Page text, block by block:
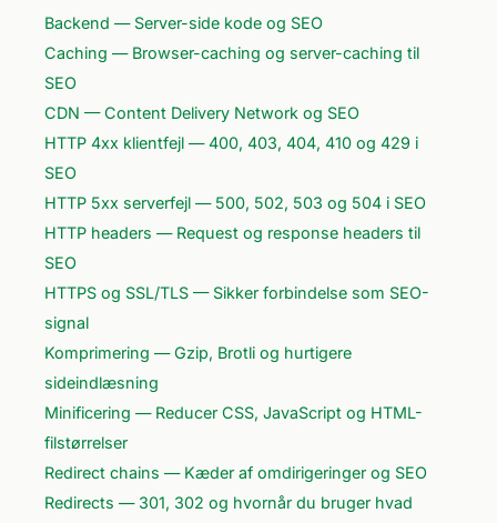
Backend — Server-side kode og SEO
Caching — Browser-caching og server-caching til
SEO
CDN — Content Delivery Network og SEO
HTTP 4xx klientfejl — 400, 403, 404, 410 og 429 i
SEO
HTTP 5xx serverfejl — 500, 502, 503 og 504 i SEO
HTTP headers — Request og response headers til
SEO
HTTPS og SSL/TLS — Sikker forbindelse som SEO-
signal
Komprimering — Gzip, Brotli og hurtigere
sideindlæsning
Minificering — Reducer CSS, JavaScript og HTML-
filstørrelser
Redirect chains — Kæder af omdirigeringer og SEO
Redirects — 301, 302 og hvornår du bruger hvad